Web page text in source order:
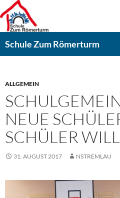
Zum
Inhalt
springen
Schule Zum Römerturm
ALLGEMEIN
EUE
CHÜLER
31. AUGUST 2017 NSTREMLAU